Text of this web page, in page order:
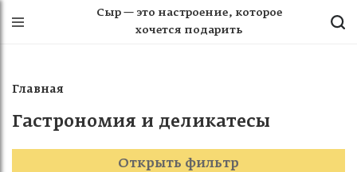
Сыр — это настроение, которое
хочется подарить
Главная
Гастрономия и деликатесы
Открыть фильтр